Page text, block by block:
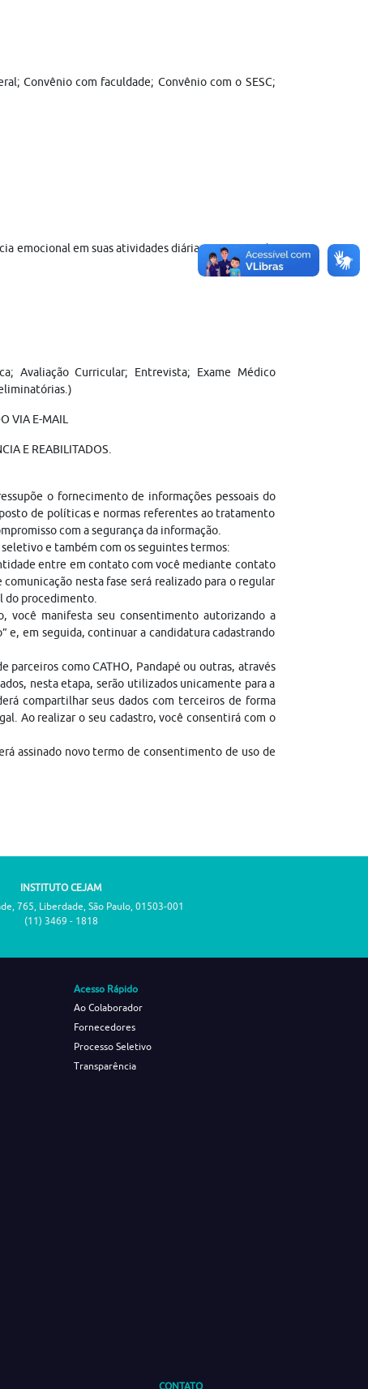
Convênio com faculdade; Convênio com o SESC;
emocional em suas atividades diárias, promovendo
Avaliação Curricular; Entrevista; Exame Médico
VIA E-MAIL
E REABILITADOS.
o fornecimento de informações pessoais do
de políticas e normas referentes ao tratamento
com a segurança da informação.
e também com os seguintes termos:
entre em contato com você mediante contato
nesta fase será realizado para o regular
do procedimento.
você manifesta seu consentimento autorizando a
e, em seguida, continuar a candidatura cadastrando
como CATHO, Pandapé ou outras, através
nesta etapa, serão utilizados unicamente para a
compartilhar seus dados com terceiros de forma
Ao realizar o seu cadastro, você consentirá com o
assinado novo termo de consentimento de uso de
INSTITUTO CEJAM
765, Liberdade, São Paulo, 01503-001
(11) 3469 - 1818
Acesso Rápido
Ao Colaborador
Fornecedores
Processo Seletivo
Transparência
CONTATO